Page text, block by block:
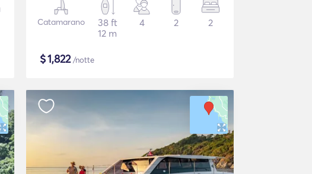
Catamarano
38 ft
12 m
4 2 2
$1,822/notte